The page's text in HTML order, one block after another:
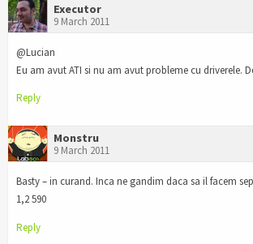
Executor
9 March 2011
@Lucian
Eu am avut ATI si nu am avut probleme cu driverele.
Reply
Monstru
9 March 2011
Basty – in curand. Inca ne gandim daca sa il facem
1,2 590
Reply